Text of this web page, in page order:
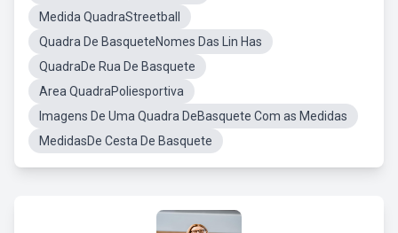
Medida QuadraStreetball
Quadra De BasqueteNomes Das Lin Has
QuadraDe Rua De Basquete
Area QuadraPoliesportiva
Imagens De Uma Quadra DeBasquete Com as Medidas
MedidasDe Cesta De Basquete